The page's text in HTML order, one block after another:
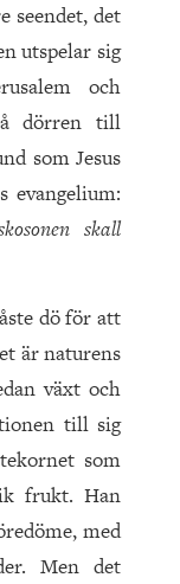
seendet, det
utspelar sig
och
dörren till
som Jesus
evangelium:
skall
dö för att
är naturens
växt och
till sig
som
frukt. Han
med
Men det